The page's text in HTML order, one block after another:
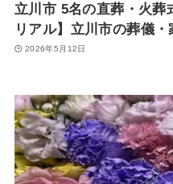
立川市 5名の直葬・火葬
リアル】立川市の葬儀・
2026年5月12日